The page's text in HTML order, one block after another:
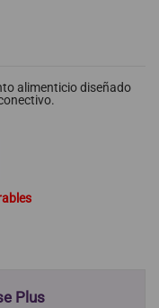
alimenticio diseñado
Plus